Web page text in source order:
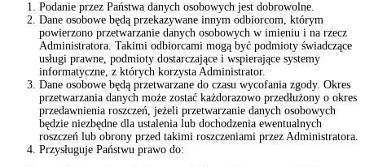
Podanie przez Państwa danych osobowych jest dobrowolne.
Dane osobowe będą przekazywane innym odbiorcom, którym
powierzono przetwarzanie danych osobowych w imieniu i na rzecz
Administratora. Takimi odbiorcami mogą być podmioty świadczące
usługi prawne, podmioty dostarczające i wspierające systemy
informatyczne, z których korzysta Administrator.
Dane osobowe będą przetwarzane do czasu wycofania zgody. Okres
przetwarzania danych może zostać każdorazowo przedłużony o okres
przedawnienia roszczeń, jeżeli przetwarzanie danych osobowych
będzie niezbędne dla ustalenia lub dochodzenia ewentualnych
roszczeń lub obrony przed takimi roszczeniami przez Administratora.
Przysługuje Państwu prawo do: